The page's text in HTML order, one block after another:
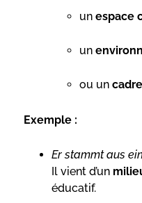
un espace
un
ou un
Exemple :
Er stammt aus
Il vient d’un
éducatif.